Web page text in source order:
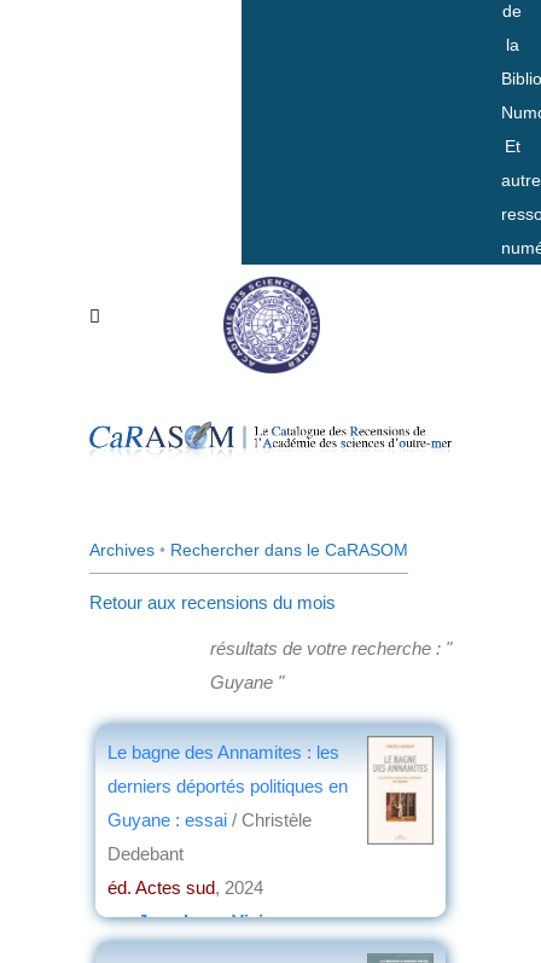
de
la
Et
Archives • Rechercher dans le CaRASOM
Retour aux recensions du mois
résultats de votre recherche : "
Guyane "
Le bagne des Annamites : les
derniers déportés politiques en
Guyane : essai / Christèle
Dedebant
éd. Actes sud, 2024
parJean-Loup Vivier